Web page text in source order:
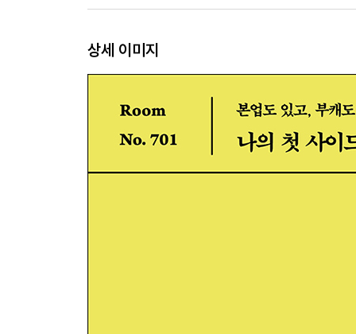
interview 1 박찬빈 〈찬빈네집〉
interview 2 이승희 〈두낫띵클럽〉
interview 3 이지현 〈널 위한 문화예술〉
상세 이미지